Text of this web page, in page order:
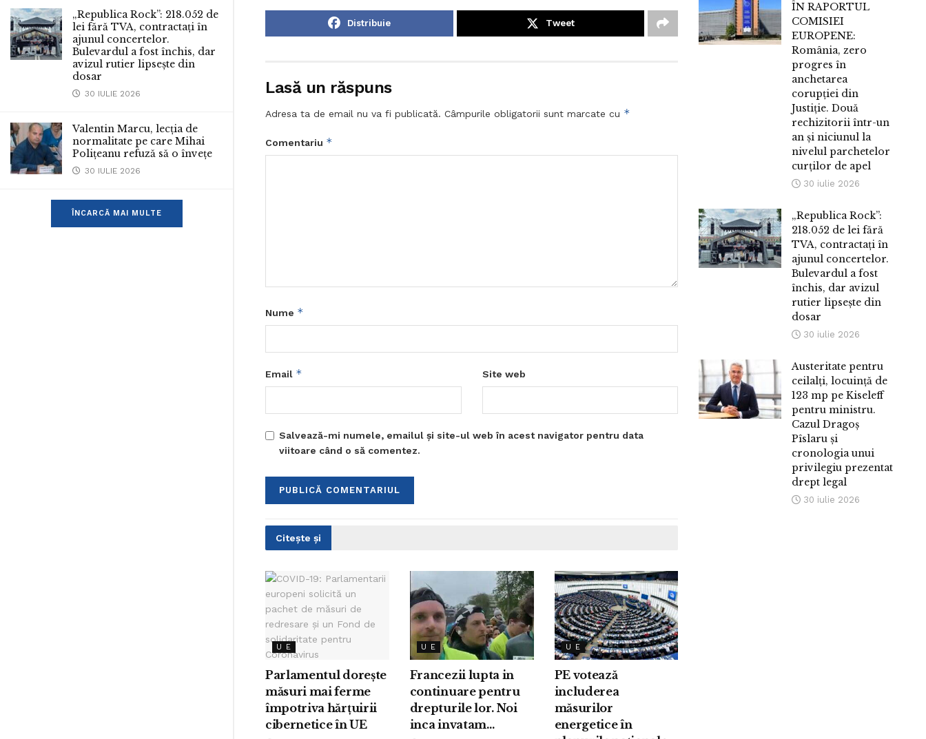
„Republica Rock”: 218.052 de
lei fără TVA, contractați în
ajunul concertelor.
Bulevardul a fost închis, dar
avizul rutier lipsește din
dosar
30 IULIE 2026
Valentin Marcu, lecția de
normalitate pe care Mihai
Polițeanu refuză să o învețe
30 IULIE 2026
ÎNCARCĂ MAI MULTE
Distribuie Tweet
Lasă un răspuns
Adresa ta de email nu va fi publicată. Câmpurile obligatorii sunt marcate cu *
Comentariu *
Nume *
Email * Site web
Salvează-mi numele, emailul și site-ul web în acest navigator pentru data
viitoare când o să comentez.
Citește și
U E
Parlamentul dorește
măsuri mai ferme
împotriva hărțuirii
cibernetice în UE
U E
Francezii lupta in
continuare pentru
drepturile lor. Noi
inca invatam…
U E
PE votează
includerea
măsurilor
energetice în
ÎN RAPORTUL
COMISIEI
EUROPENE:
România, zero
progres în
anchetarea
corupției din
Justiție. Două
rechizitorii într-un
an și niciunul la
nivelul parchetelor
curților de apel
30 iulie 2026
„Republica Rock”:
218.052 de lei fără
TVA, contractați în
ajunul concertelor.
Bulevardul a fost
închis, dar avizul
rutier lipsește din
dosar
30 iulie 2026
Austeritate pentru
ceilalți, locuință de
123 mp pe Kiseleff
pentru ministru.
Cazul Dragoș
Pîslaru și
cronologia unui
privilegiu prezentat
drept legal
30 iulie 2026